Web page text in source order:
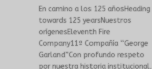
En camino a los 125 añosHeading
towards 125 yearsNuestros
orígenesEleventh Fire
Company11ª Compañía “George
Garland”Con profundo respeto
por nuestra historia institucional,